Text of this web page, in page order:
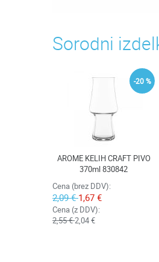
Sorodni
-20 %
AROME KELIH CRAFT PIVO
370ml 830842
Cena (brez DDV):
2,09 €1,67 €
Cena (z DDV):
2,55 €2,04 €